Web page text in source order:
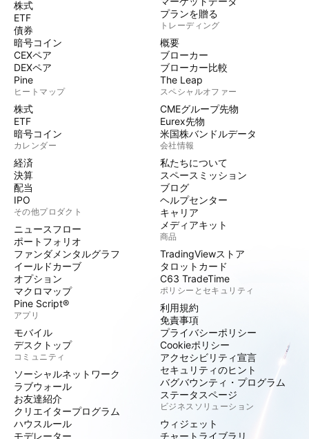
株式
ETF
債券
暗号コイン
CEXペア
DEXペア
Pine
ヒートマップ
株式
ETF
暗号コイン
カレンダー
経済
決算
配当
IPO
その他プロダクト
ニュースフロー
ポートフォリオ
ファンダメンタルグラフ
イールドカーブ
オプション
マクロマップ
Pine Script®
アプリ
モバイル
デスクトップ
コミュニティ
ソーシャルネットワーク
ラブウォール
お友達紹介
クリエイタープログラム
ハウスルール
モデレーター
プランを贈る
トレーディング
概要
ブローカー
ブローカー比較
The Leap
スペシャルオファー
CMEグループ先物
Eurex先物
米国株バンドルデータ
会社情報
私たちについて
スペースミッション
ブログ
ヘルプセンター
キャリア
メディアキット
商品
TradingViewストア
タロットカード
C63 TradeTime
ポリシーとセキュリティ
利用規約
免責事項
プライバシーポリシー
Cookieポリシー
アクセシビリティ宣言
セキュリティのヒント
バグバウンティ・プログラム
ステータスページ
ビジネスソリューション
ウィジェット
チャートライブラリ